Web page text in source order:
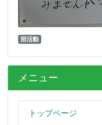
メニュー
トップページ
部活動